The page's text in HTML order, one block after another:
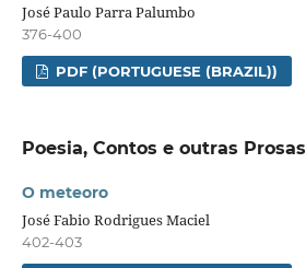
José Paulo Parra Palumbo
376-400
PDF (PORTUGUESE (BRAZIL))
Poesia, Contos e outras Prosas
O meteoro
José Fabio Rodrigues Maciel
402-403